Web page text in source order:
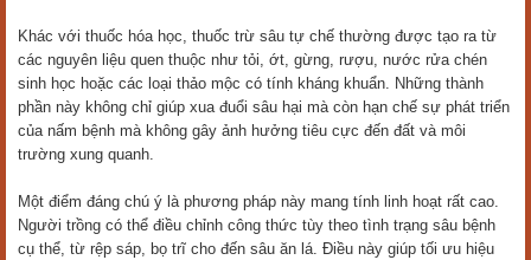
Khác với thuốc hóa học, thuốc trừ sâu tự chế thường được tạo ra từ
các nguyên liệu quen thuộc như tỏi, ớt, gừng, rượu, nước rửa chén
sinh học hoặc các loại thảo mộc có tính kháng khuẩn. Những thành
phần này không chỉ giúp xua đuổi sâu hại mà còn hạn chế sự phát triển
của nấm bệnh mà không gây ảnh hưởng tiêu cực đến đất và môi
trường xung quanh.
Một điểm đáng chú ý là phương pháp này mang tính linh hoạt rất cao.
Người trồng có thể điều chỉnh công thức tùy theo tình trạng sâu bệnh
cụ thể, từ rệp sáp, bọ trĩ cho đến sâu ăn lá. Điều này giúp tối ưu hiệu